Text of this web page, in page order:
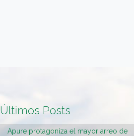
Últimos Posts
Apure protagoniza el mayor arreo de